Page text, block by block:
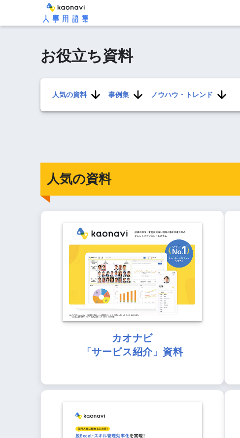
お役立ち資料
人気の資料 事例集 ノウハウ・トレンド
人気の資料
カオナビ
「サービス紹介」資料